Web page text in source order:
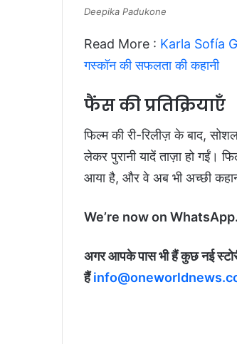
Deepika Padukone
Read More : Karla Sofía
गस्कॉन की सफलता की कहानी
फैंस की प्रतिक्रियाएँ
फिल्म की री-रिलीज़ के बाद,
लेकर पुरानी यादें ताज़ा हो गईं।
आया है, और वे अब भी अच्छी
We’re now on WhatsApp.
अगर आपके पास भी हैं कुछ नई
हैं